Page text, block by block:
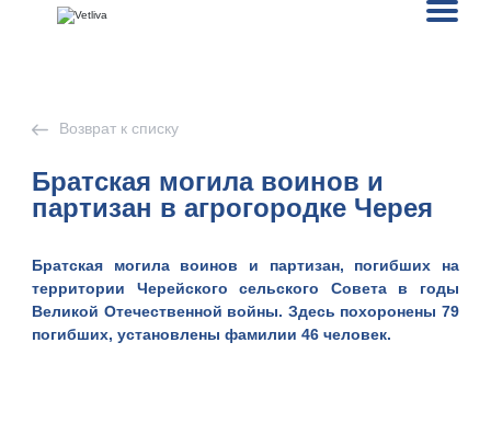
Возврат к списку
Братская могила воинов и
партизан в агрогородке Черея
Братская могила воинов и партизан, погибших на
территории Черейского сельского Совета в годы
Великой Отечественной войны. Здесь похоронены 79
погибших, установлены фамилии 46 человек.